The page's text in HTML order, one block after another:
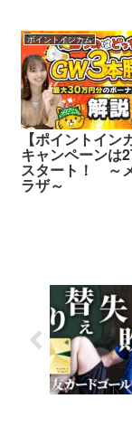
ポイントインカム
【ポイントイン
キャンペーンは
スタート！ ～
ラザ～